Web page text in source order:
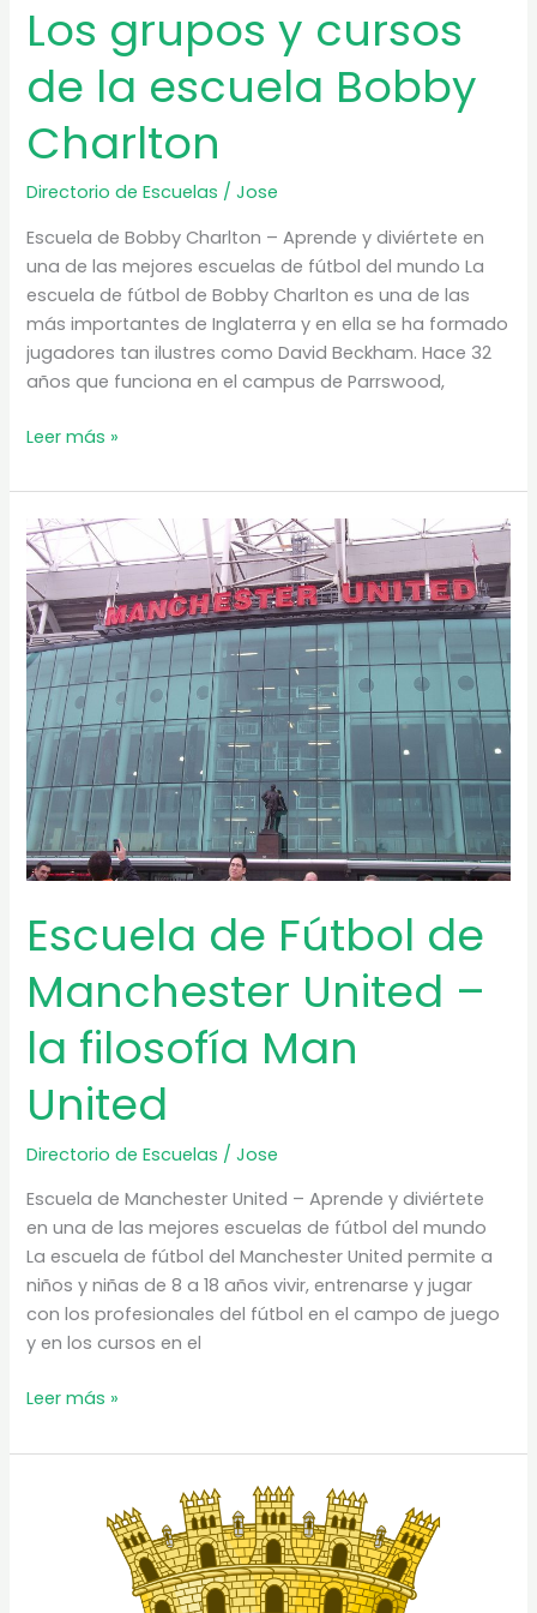
Los grupos y cursos
de la escuela Bobby
Charlton
Directorio de Escuelas /Jose
Escuela de Bobby Charlton – Aprende y diviértete en
una de las mejores escuelas de fútbol del mundo La
escuela de fútbol de Bobby Charlton es una de las
más importantes de Inglaterra y en ella se ha formado
jugadores tan ilustres como David Beckham. Hace 32
años que funciona en el campus de Parrswood,
Los
y
cursos
de
la
escuela
Bobby
Charlton
Leer más »
Escuela de Fútbol de
Manchester United –
la filosofía Man
United
Directorio de Escuelas /Jose
Escuela de Manchester United – Aprende y diviértete
en una de las mejores escuelas de fútbol del mundo
La escuela de fútbol del Manchester United permite a
niños y niñas de 8 a 18 años vivir, entrenarse y jugar
con los profesionales del fútbol en el campo de juego
y en los cursos en el
Escuela
Fútbol
Manchester
Leer más »